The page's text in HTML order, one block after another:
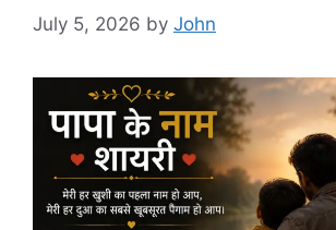
July 5, 2026 by John